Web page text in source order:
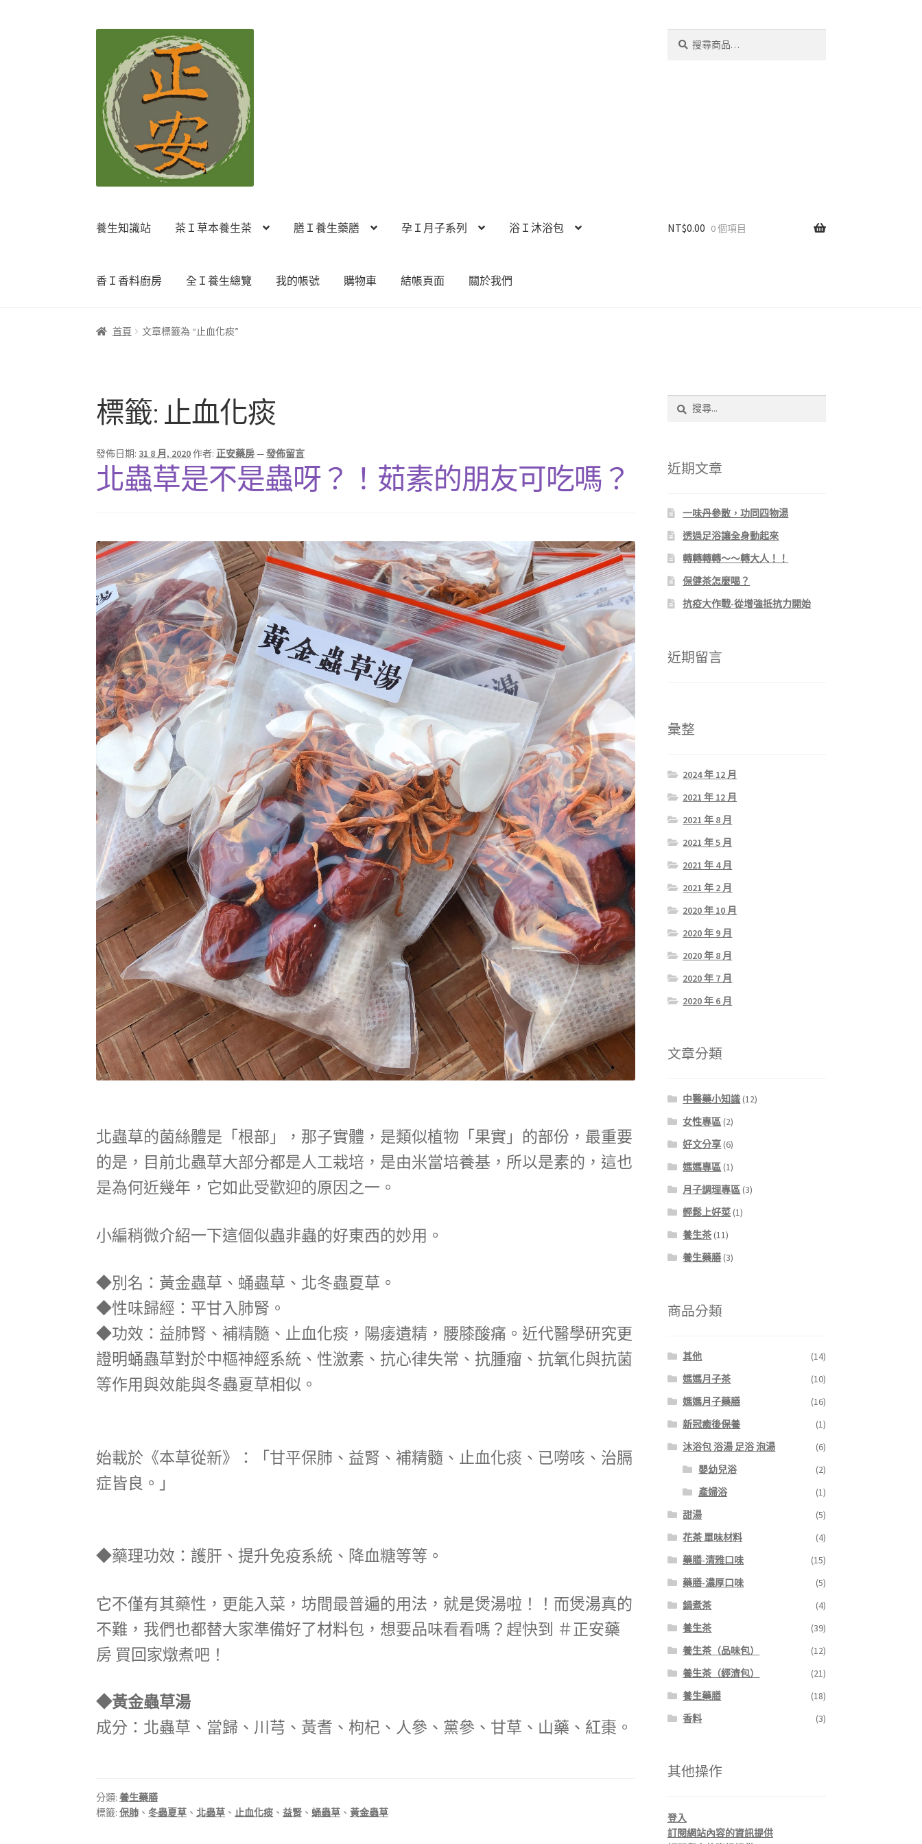
覽
列
要
內
容
養生知識站 茶Ｉ草本養生茶 膳Ｉ養生藥膳 孕Ｉ月子系列 浴Ｉ沐浴包
香Ｉ香料廚房 全Ｉ養生總覽 我的帳號 購物車 結帳頁面 關於我們
NT$0.00 0 個項目
首頁 文章標籤為 “止血化痰”
標籤: 止血化痰
發佈日期: 31 8 月, 2020作者: 正安藥房—發佈留言
北蟲草是不是蟲呀？！茹素的朋友可吃嗎？
北蟲草的菌絲體是「根部」，那子實體，是類似植物「果實」的部份，最重要
的是，目前北蟲草大部分都是人工栽培，是由米當培養基，所以是素的，這也
是為何近幾年，它如此受歡迎的原因之一。
小編稍微介紹一下這個似蟲非蟲的好東西的妙用。
◆別名：黃金蟲草、蛹蟲草、北冬蟲夏草。
◆性味歸經：平甘入肺腎。
◆功效：益肺腎、補精髓、止血化痰，陽痿遺精，腰膝酸痛。近代醫學研究更
證明蛹蟲草對於中樞神經系統、性激素、抗心律失常、抗腫瘤、抗氧化與抗菌
等作用與效能與冬蟲夏草相似。
始載於《本草從新》：「甘平保肺、益腎、補精髓、止血化痰、已嘮咳、治膈
症皆良。」
◆藥理功效：護肝、提升免疫系統、降血糖等等。
它不僅有其藥性，更能入菜，坊間最普遍的用法，就是煲湯啦！！而煲湯真的
不難，我們也都替大家準備好了材料包，想要品味看看嗎？趕快到 ＃正安藥
房 買回家燉煮吧！
◆黃金蟲草湯
成分：北蟲草、當歸、川芎、黃耆、枸杞、人參、黨參、甘草、山藥、紅棗。
分類:養生藥膳
標籤:保肺 、冬蟲夏草 、 北蟲草 、 止血化痰 、 益腎 、 蛹蟲草 、黃金蟲草
字:
近期文章
一味丹參散，功同四物湯
透過足浴讓全身動起來
轉轉轉轉～～轉大人！！
保健茶怎麼喝？
抗疫大作戰-從增強抵抗力開始
近期留言
彙整
2024 年 12 月
2021 年 12 月
2021 年 8 月
2021 年 5 月
2021 年 4 月
2021 年 2 月
2020 年 10 月
2020 年 9 月
2020 年 8 月
2020 年 7 月
2020 年 6 月
文章分類
中醫藥小知識 (12)
女性專區 (2)
好文分享 (6)
媽媽專區 (1)
月子調理專區 (3)
輕鬆上好菜 (1)
養生茶 (11)
養生藥膳 (3)
商品分類
其他
(14)
媽媽月子茶
(10)
媽媽月子藥膳
(16)
新冠癒後保養
(1)
沐浴包 浴湯 足浴 泡湯
(6)
嬰幼兒浴
(2)
產婦浴
(1)
甜湯
(5)
花茶 單味材料
(4)
藥膳-清雅口味
(15)
藥膳-濃厚口味
(5)
鍋煮茶
(4)
養生茶
(39)
養生茶（品味包）
(12)
養生茶（經濟包）
(21)
養生藥膳
(18)
香料
(3)
其他操作
登入
訂閱網站內容的資訊提供